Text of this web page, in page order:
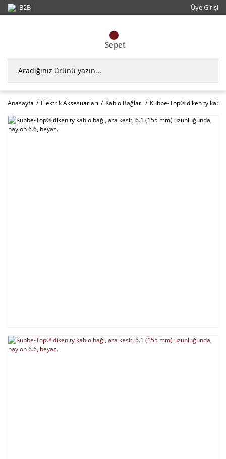
B2B Üye Girişi
Sepet
Anasayfa Elektrik Aksesuarları Kablo Bağları Kubbe-Top® diken ty